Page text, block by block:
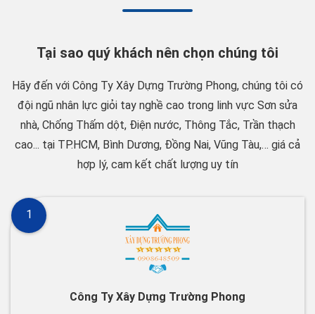
Tại sao quý khách nên chọn chúng tôi
Hãy đến với Công Ty Xây Dựng Trường Phong, chúng tôi có
đội ngũ nhân lực giỏi tay nghề cao trong linh vực Sơn sửa
nhà, Chống Thấm dột, Điện nước, Thông Tắc, Trần thạch
cao... tại TP.HCM, Bình Dương, Đồng Nai, Vũng Tàu,… giá cả
hợp lý, cam kết chất lượng uy tín
Công Ty Xây Dựng Trường Phong
1